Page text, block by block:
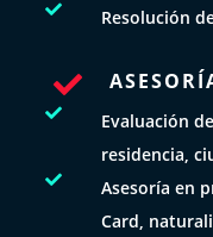
 Resolución


Evaluación
residencia,

Asesoría en
Card,